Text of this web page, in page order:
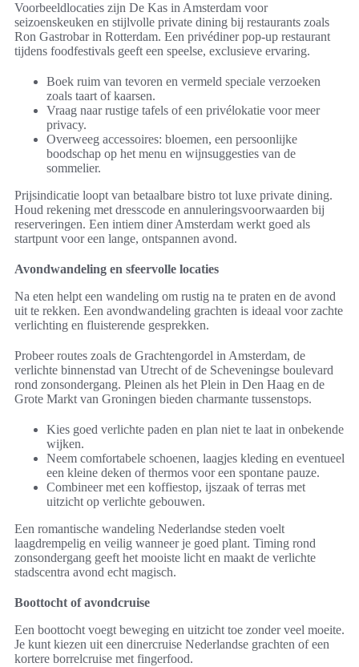
Voorbeeldlocaties zijn De Kas in Amsterdam voor
seizoenskeuken en stijlvolle private dining bij restaurants zoals
Ron Gastrobar in Rotterdam. Een privédiner pop-up restaurant
tijdens foodfestivals geeft een speelse, exclusieve ervaring.
Boek ruim van tevoren en vermeld speciale verzoeken
zoals taart of kaarsen.
Vraag naar rustige tafels of een privélokatie voor meer
privacy.
Overweeg accessoires: bloemen, een persoonlijke
boodschap op het menu en wijnsuggesties van de
sommelier.
Prijsindicatie loopt van betaalbare bistro tot luxe private dining.
Houd rekening met dresscode en annuleringsvoorwaarden bij
reserveringen. Een intiem diner Amsterdam werkt goed als
startpunt voor een lange, ontspannen avond.
Avondwandeling en sfeervolle locaties
Na eten helpt een wandeling om rustig na te praten en de avond
uit te rekken. Een avondwandeling grachten is ideaal voor zachte
verlichting en fluisterende gesprekken.
Probeer routes zoals de Grachtengordel in Amsterdam, de
verlichte binnenstad van Utrecht of de Scheveningse boulevard
rond zonsondergang. Pleinen als het Plein in Den Haag en de
Grote Markt van Groningen bieden charmante tussenstops.
Kies goed verlichte paden en plan niet te laat in onbekende
wijken.
Neem comfortabele schoenen, laagjes kleding en eventueel
een kleine deken of thermos voor een spontane pauze.
Combineer met een koffiestop, ijszaak of terras met
uitzicht op verlichte gebouwen.
Een romantische wandeling Nederlandse steden voelt
laagdrempelig en veilig wanneer je goed plant. Timing rond
zonsondergang geeft het mooiste licht en maakt de verlichte
stadscentra avond echt magisch.
Boottocht of avondcruise
Een boottocht voegt beweging en uitzicht toe zonder veel moeite.
Je kunt kiezen uit een dinercruise Nederlandse grachten of een
kortere borrelcruise met fingerfood.